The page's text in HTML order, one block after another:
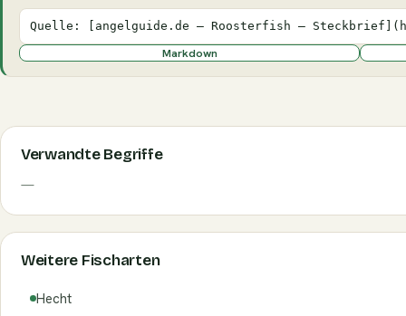
Quelle: [angelguide.de – Roosterfish –
Markdown
Verwandte Begriffe
—
Weitere Fischarten
Hecht